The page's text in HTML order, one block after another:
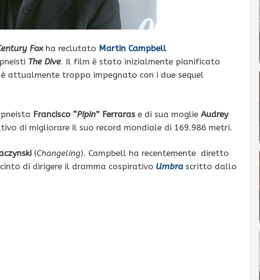
Foxha reclutato Martin Campbell
The Dive. Il film è stato inizialmente pianificato
attualmente troppo impegnato con i due sequel
Francisco “Pipin” Ferraras e di sua moglie Audrey
di migliorare il suo record mondiale di 169.986 metri.
(Changeling). Campbell ha recentemente diretto
di dirigere il dramma cospirativo Umbra scritto dallo